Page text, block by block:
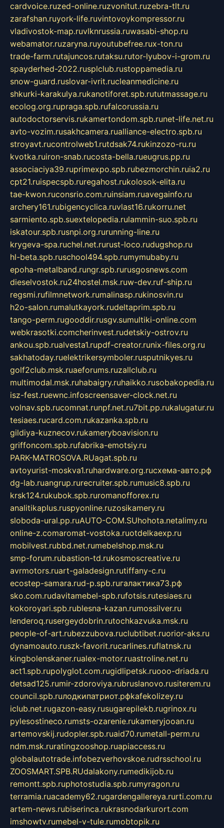
cardvoice.ruzed-online.ruzvonitut.ruzebra-tlt.ru
zarafshan.ruyork-life.ruvintovoykompressor.ru
vladivostok-map.ruvlknrussia.ruwasabi-shop.ru
webamator.ruzaryna.ruyoutubefree.rux-ton.ru
trade-farm.rutajuncos.rutaksu.rutor-lyubov-i-grom.ru
spayderhed-2022.rusplclub.rustoppamedia.ru
snow-guard.ruslovar-ivrit.rucleanmedicine.ru
shkurki-karakulya.rukanotiforet.spb.rututmassage.ru
ecolog.org.rupraga.spb.rufalcorussia.ru
autodoctorservis.rukamertondom.spb.runet-life.net.ru
avto-vozim.rusakhcamera.rualliance-electro.spb.ru
stroyavt.rucontrolweb1.rutdsak74.rukinzozo-ru.ru
kvotka.ruiron-snab.rucosta-bella.rueugrus.pp.ru
associaciya39.ruprimexpo.spb.rubezmorchin.ruia2.ru
cpt21.ruispecspb.ruregahost.rukolosok-elita.ru
tae-kwon.ruconsrio.com.ruinsiam.ruavegainfo.ru
archery161.rubigencyclica.ruvlast16.rukorru.net
sarmiento.spb.suextelopedia.rulammin-suo.spb.ru
iskatour.spb.rusnpi.org.rurunning-line.ru
krygeva-spa.ruchel.net.rurust-loco.rudugshop.ru
hl-beta.spb.ruschool494.spb.rumymubaby.ru
epoha-metalband.rungr.spb.rurusgosnews.com
dieselvostok.ru24hostel.msk.ruw-dev.ruf-ship.ru
regsmi.rufilmnetwork.rumalinasp.rukinosvin.ru
h2o-salon.rumalutkayork.rudeltaprim.spb.ru
tango-perm.rugooddir.rusgv.sumultiki-online.com
webkrasotki.comcherinvest.rudetskiy-ostrov.ru
ankou.spb.rualvesta1.rupdf-creator.runix-files.org.ru
sakhatoday.ruelektrikersymboler.rusputnikyes.ru
golf2club.msk.ruaeforums.ruzallclub.ru
multimodal.msk.ruhabaigry.ruhaikko.rusobakopedia.ru
isz-fest.ruewnc.infoscreensaver-clock.net.ru
volnav.spb.rucomnat.runpf.net.ru7bit.pp.rukalugatur.ru
tesiaes.rucard.com.rukazanka.spb.ru
gildiya-kuznecov.rukameryboavision.ru
griffoncom.spb.rufabrika-emotsiy.ru
PARK-MATROSOVA.RUagat.spb.ru
avtoyurist-moskva1.ruhardware.org.ruсхема-авто.рф
dg-lab.ruangrup.rurecruiter.spb.rumusic8.spb.ru
krsk124.rukubok.spb.ruromanofforex.ru
analitikaplus.ruspyonline.ruzosikamery.ru
sloboda-ural.pp.ruAUTO-COM.SUhohota.netalimy.ru
online-z.comaromat-vostoka.ruotdelkaexp.ru
mobilvest.rubbd.net.rumebelshop.msk.ru
smp-forum.rubastion-td.rukosmoscreative.ru
avrmotors.ruart-galadesign.rutiffany-c.ru
ecostep-samara.rud-p.spb.ruгалактика73.рф
sko.com.rudavitamebel-spb.rufotsis.rutesiaes.ru
kokoroyari.spb.rublesna-kazan.rumossilver.ru
lenderoq.rusergeydobrin.rutochkazvuka.msk.ru
people-of-art.rubezzubova.ruclubtibet.ruorior-aks.ru
dynamoauto.ruszk-favorit.rucarlines.ruflatnsk.ru
kingbolenskaner.rualex-motor.ruastroline.net.ru
act1.spb.rupolyglot.com.rugidlipetsk.ruooo-driada.ru
detsad125.rumir-zdoroviya.rubruslanovo.rusiterem.ru
council.spb.ruлодкипатриот.рфkafekolizey.ru
iclub.net.rugazon-easy.rusugarepilekb.rugrinox.ru
pylesostineco.rumsts-ozarenie.rukameryjooan.ru
artemovskij.rudopler.spb.ruaid70.rumetall-perm.ru
ndm.msk.ruratingzooshop.ruapiaccess.ru
globalautotrade.infobezverhovskoe.rudrsschool.ru
ZOOSMART.SPB.RUdalakony.rumedikijob.ru
remontt.spb.ruphotostudia.spb.rumyragon.ru
terramia.ruacademy62.rugardengallereya.rurti.com.ru
artem-news.rubiserinca.rukrasnodarkurort.com
imshowtv.rumebel-v-tule.rumobtopik.ru